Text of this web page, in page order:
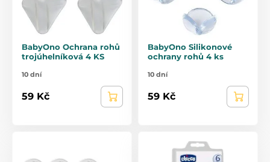
BabyOno Ochrana rohů
trojúhelníková 4 KS
10 dní
59 Kč
BabyOno Silikonové
ochrany rohů 4 ks
10 dní
59 Kč